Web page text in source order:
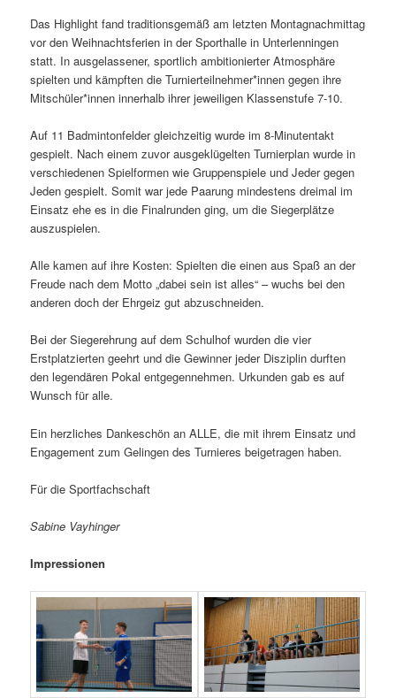
Das Highlight fand traditionsgemäß am letzten Montagnachmittag
vor den Weihnachtsferien in der Sporthalle in Unterlenningen
statt. In ausgelassener, sportlich ambitionierter Atmosphäre
spielten und kämpften die Turnierteilnehmer*innen gegen ihre
Mitschüler*innen innerhalb ihrer jeweiligen Klassenstufe 7-10.
Auf 11 Badmintonfelder gleichzeitig wurde im 8-Minutentakt
gespielt. Nach einem zuvor ausgeklügelten Turnierplan wurde in
verschiedenen Spielformen wie Gruppenspiele und Jeder gegen
Jeden gespielt. Somit war jede Paarung mindestens dreimal im
Einsatz ehe es in die Finalrunden ging, um die Siegerplätze
auszuspielen.
Alle kamen auf ihre Kosten: Spielten die einen aus Spaß an der
Freude nach dem Motto „dabei sein ist alles“ – wuchs bei den
anderen doch der Ehrgeiz gut abzuschneiden.
Bei der Siegerehrung auf dem Schulhof wurden die vier
Erstplatzierten geehrt und die Gewinner jeder Disziplin durften
den legendären Pokal entgegennehmen. Urkunden gab es auf
Wunsch für alle.
Ein herzliches Dankeschön an ALLE, die mit ihrem Einsatz und
Engagement zum Gelingen des Turnieres beigetragen haben.
Für die Sportfachschaft
Sabine Vayhinger
Impressionen